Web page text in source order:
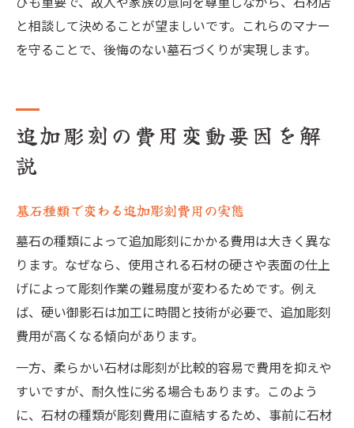
と相談して決めることが望ましいです。これらのマナー
を守ることで、後悔のない墓石づくりが実現します。
追加彫刻の費用変動要因を解
説
墓石種類で変わる追加彫刻費用の実態
墓石の種類によって追加彫刻にかかる費用は大きく異な
ります。なぜなら、使用される石材の硬さや表面の仕上
げによって彫刻作業の難易度が変わるためです。例え
ば、硬い御影石は加工に時間と技術が必要で、追加彫刻
費用が高くなる傾向があります。
一方、柔らかい石材は彫刻が比較的容易で費用を抑えや
すいですが、耐久性に劣る場合もあります。このよう
に、石材の種類が彫刻費用に直結するため、事前に石材